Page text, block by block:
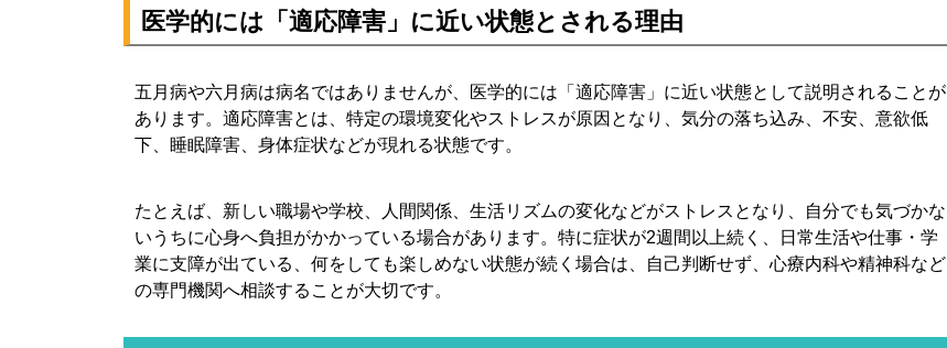
医学的には「適応障害」に近い状態とされる理由
五月病や六月病は病名ではありませんが、医学的には「適応障害」に近い状態として説明されることが
あります。適応障害とは、特定の環境変化やストレスが原因となり、気分の落ち込み、不安、意欲低
下、睡眠障害、身体症状などが現れる状態です。
たとえば、新しい職場や学校、人間関係、生活リズムの変化などがストレスとなり、自分でも気づかな
いうちに心身へ負担がかかっている場合があります。特に症状が2週間以上続く、日常生活や仕事・学
業に支障が出ている、何をしても楽しめない状態が続く場合は、自己判断せず、心療内科や精神科など
の専門機関へ相談することが大切です。